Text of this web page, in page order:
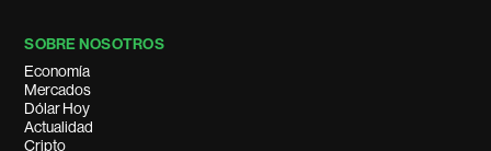
SOBRE NOSOTROS
Economía
Mercados
Dólar Hoy
Actualidad
Cripto